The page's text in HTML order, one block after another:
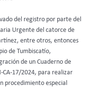
del registro por parte del
Urgente del catorce de
entre otros, entonces
de Tumbiscatío,
de un Cuaderno de
CA-17/2024, para realizar
procedimiento especial